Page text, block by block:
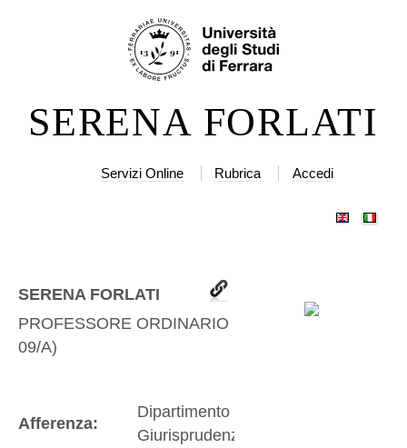
Salta
allaSERENA FORLATI
Servizi Online Rubrica Accedi
SERENA FORLATI
PROFESSORE ORDINARIO
09/A)
Afferenza:
Dipartimento di
Giurisprudenza